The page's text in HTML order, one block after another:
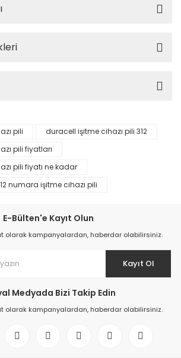
pili
duracell işitme cihazı pili 312
pili fiyatları
pili fiyatı ne kadar
numara işitme cihazı pili
E-Bülten'e Kayıt Olun
olarak kampanyalardan, haberdar olabilirsiniz.
Kayıt Ol
Medyada Bizi Takip Edin
olarak kampanyalardan, haberdar olabilirsiniz.